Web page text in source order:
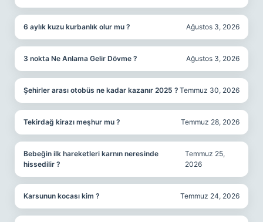
6 aylık kuzu kurbanlık olur mu ? Ağustos 3, 2026
3 nokta Ne Anlama Gelir Dövme ? Ağustos 3, 2026
Şehirler arası otobüs ne kadar kazanır 2025 ? Temmuz 30, 2026
Tekirdağ kirazı meşhur mu ? Temmuz 28, 2026
Bebeğin ilk hareketleri karnın neresinde
hissedilir ?
Temmuz 25,
2026
Karsunun kocası kim ? Temmuz 24, 2026